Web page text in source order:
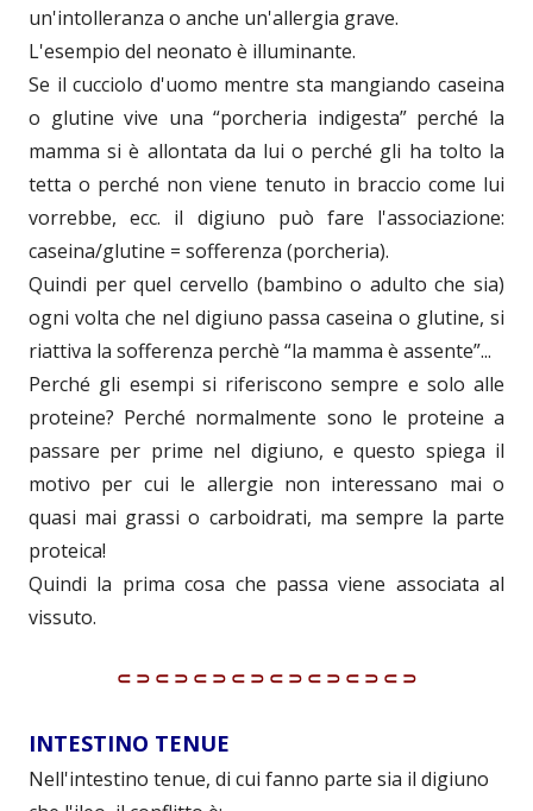
un'intolleranza o anche un'allergia grave.
L'esempio del neonato è illuminante.
Se il cucciolo d'uomo mentre sta mangiando caseina
o glutine vive una “porcheria indigesta” perché la
mamma si è allontata da lui o perché gli ha tolto la
tetta o perché non viene tenuto in braccio come lui
vorrebbe, ecc. il digiuno può fare l'associazione:
caseina/glutine = sofferenza (porcheria).
Quindi per quel cervello (bambino o adulto che sia)
ogni volta che nel digiuno passa caseina o glutine, si
riattiva la sofferenza perchè “la mamma è assente”...
Perché gli esempi si riferiscono sempre e solo alle
proteine? Perché normalmente sono le proteine a
passare per prime nel digiuno, e questo spiega il
motivo per cui le allergie non interessano mai o
quasi mai grassi o carboidrati, ma sempre la parte
proteica!
Quindi la prima cosa che passa viene associata al
vissuto.
⸦⸧⸦⸧⸦⸧⸦⸧⸦⸧⸦⸧⸦⸧⸦⸧
INTESTINO TENUE
Nell'intestino tenue, di cui fanno parte sia il digiuno